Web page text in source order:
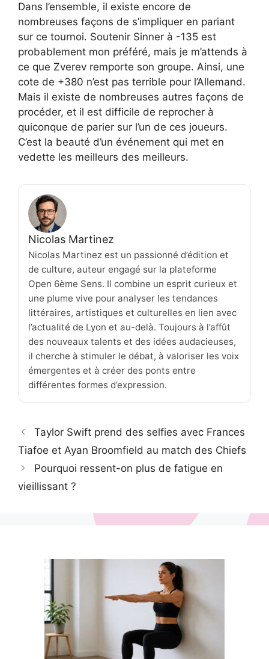
Dans l’ensemble, il existe encore de
nombreuses façons de s’impliquer en pariant
sur ce tournoi. Soutenir Sinner à -135 est
probablement mon préféré, mais je m’attends à
ce que Zverev remporte son groupe. Ainsi, une
cote de +380 n’est pas terrible pour l’Allemand.
Mais il existe de nombreuses autres façons de
procéder, et il est difficile de reprocher à
quiconque de parier sur l’un de ces joueurs.
C’est la beauté d’un événement qui met en
vedette les meilleurs des meilleurs.
Nicolas Martinez
Nicolas Martinez est un passionné d’édition et
de culture, auteur engagé sur la plateforme
Open 6ème Sens. Il combine un esprit curieux et
une plume vive pour analyser les tendances
littéraires, artistiques et culturelles en lien avec
l’actualité de Lyon et au-delà. Toujours à l’affût
des nouveaux talents et des idées audacieuses,
il cherche à stimuler le débat, à valoriser les voix
émergentes et à créer des ponts entre
différentes formes d’expression.
Taylor Swift prend des selfies avec Frances
Tiafoe et Ayan Broomfield au match des Chiefs
Pourquoi ressent-on plus de fatigue en
vieillissant ?